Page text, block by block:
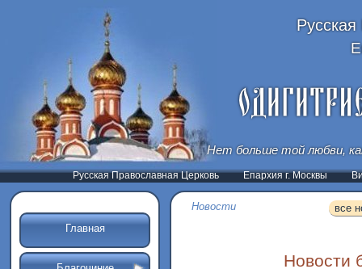
Нет больше той любви,
Русская Православная Церковь Епархия г. Москвы
Главная
Новости все
Новости